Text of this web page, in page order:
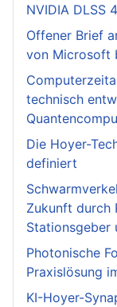
NVIDIA DLSS
Offener Brief
von Microsoft
technisch
Die Hoyer-
definiert
Zukunft durch
Stationsgeber
Photonische
Praxislösung
KI-Hoyer-